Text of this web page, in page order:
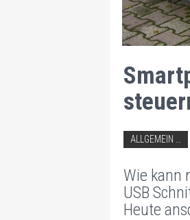
ABGELEGT IN:
ALLGEMEIN
BMW
Wie kann
USB
Heute